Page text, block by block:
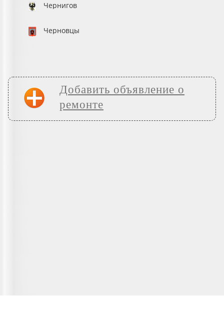
Чернигов
Черновцы
Добавить объявление о
ремонте